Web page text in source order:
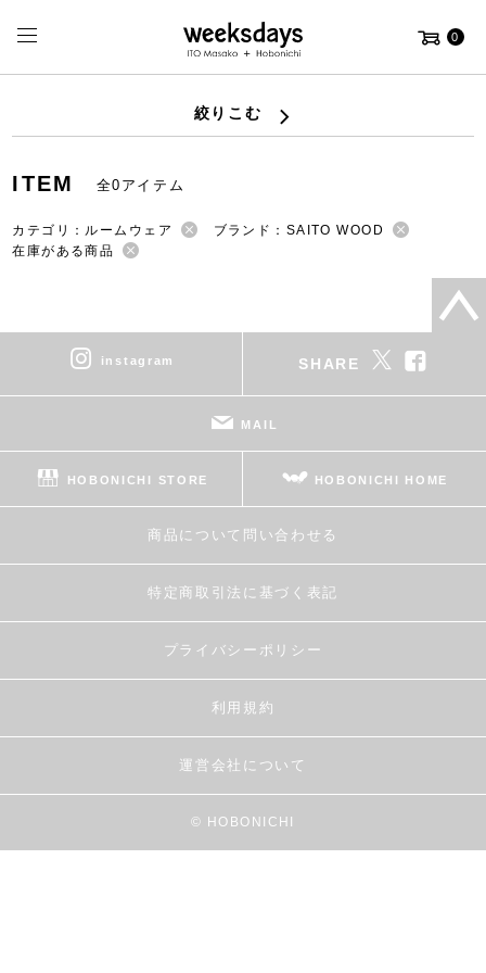
0
絞りこむ
ITEM 全0アイテム
カテゴリ：ルームウェア
ブランド：SAITO WOOD
在庫がある商品
instagram SHARE
MAIL
HOBONICHI STORE HOBONICHI HOME
商品について問い合わせる
特定商取引法に基づく表記
プライバシーポリシー
利用規約
運営会社について
© HOBONICHI